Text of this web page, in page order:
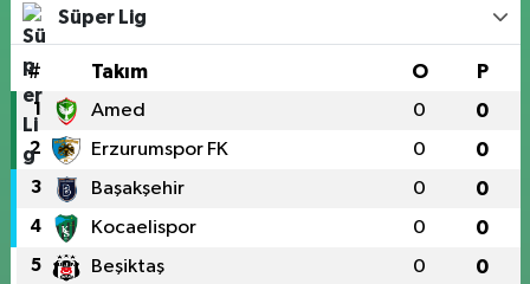
Süper Lig
# Takım O P
1 Amed 0 0
2 Erzurumspor FK 0 0
3 Başakşehir 0 0
4 Kocaelispor 0 0
5 Beşiktaş 0 0